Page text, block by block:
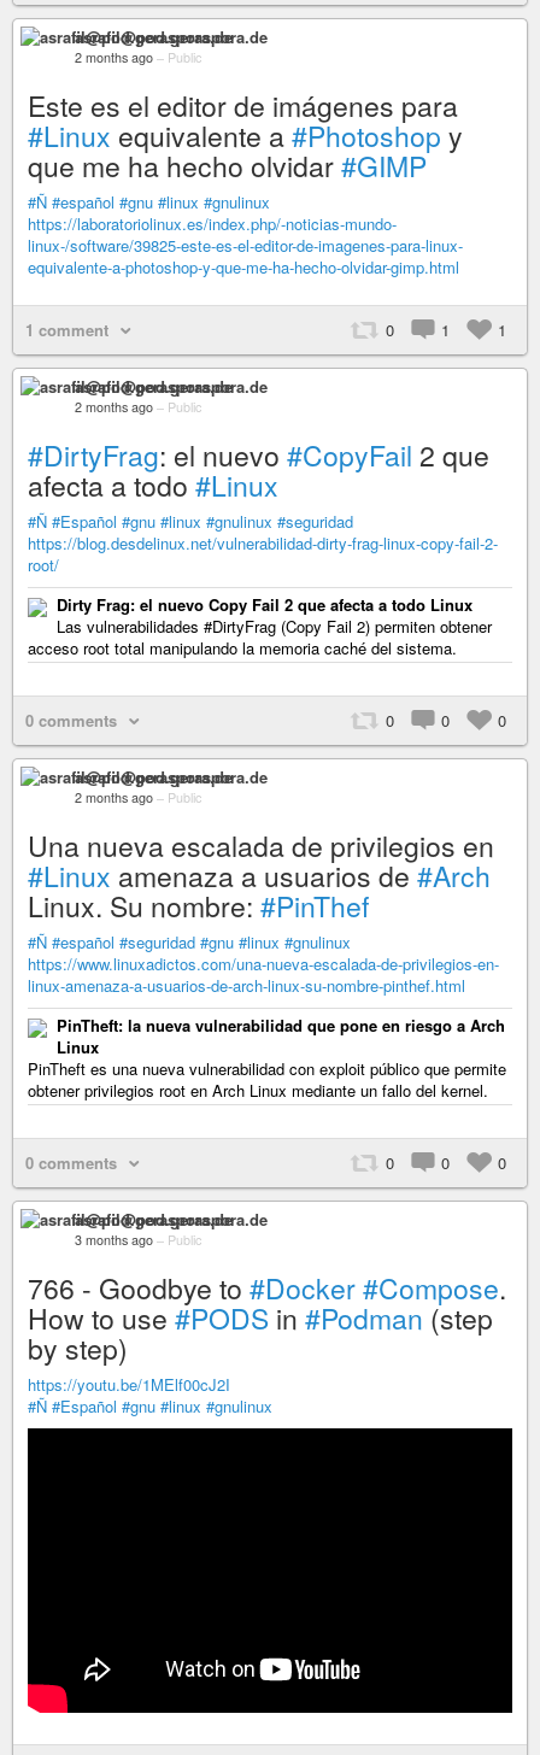
asrafil@pod.geraspora.de
2 months ago – Public
Este es el editor de imágenes para
#Linux equivalente a#Photoshop y
que me ha hecho olvidar#GIMP
#Ñ #español #gnu #linux #gnulinux
https://laboratoriolinux.es/index.php/-noticias-mundo-
linux-/software/39825-este-es-el-editor-de-imagenes-para-linux-
equivalente-a-photoshop-y-que-me-ha-hecho-olvidar-gimp.html
1 comment 0 1 1
asrafil@pod.geraspora.de
2 months ago – Public
#DirtyFrag: el nuevo #CopyFail 2 que
afecta a todo #Linux
#Ñ #Español #gnu #linux #gnulinux #seguridad
https://blog.desdelinux.net/vulnerabilidad-dirty-frag-linux-copy-fail-2-
root/
Dirty Frag: el nuevo Copy Fail 2 que afecta a todo Linux
Las vulnerabilidades #DirtyFrag (Copy Fail 2) permiten obtener
acceso root total manipulando la memoria caché del sistema.
0 comments 0 0 0
asrafil@pod.geraspora.de
2 months ago – Public
Una nueva escalada de privilegios en
#Linux amenaza a usuarios de#Arch
Linux. Su nombre: #PinThef
#Ñ #español #seguridad #gnu #linux #gnulinux
https://www.linuxadictos.com/una-nueva-escalada-de-privilegios-en-
linux-amenaza-a-usuarios-de-arch-linux-su-nombre-pinthef.html
PinTheft: la nueva vulnerabilidad que pone en riesgo a Arch
Linux
PinTheft es una nueva vulnerabilidad con exploit público que permite
obtener privilegios root en Arch Linux mediante un fallo del kernel.
0 comments 0 0 0
asrafil@pod.geraspora.de
3 months ago – Public
766 - Goodbye to #Docker#Compose.
How to use #PODS in #Podman (step
by step)
https://youtu.be/1MElf00cJ2I
#Ñ #Español #gnu #linux #gnulinux